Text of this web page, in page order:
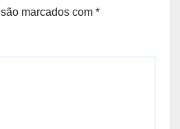
marcados com *